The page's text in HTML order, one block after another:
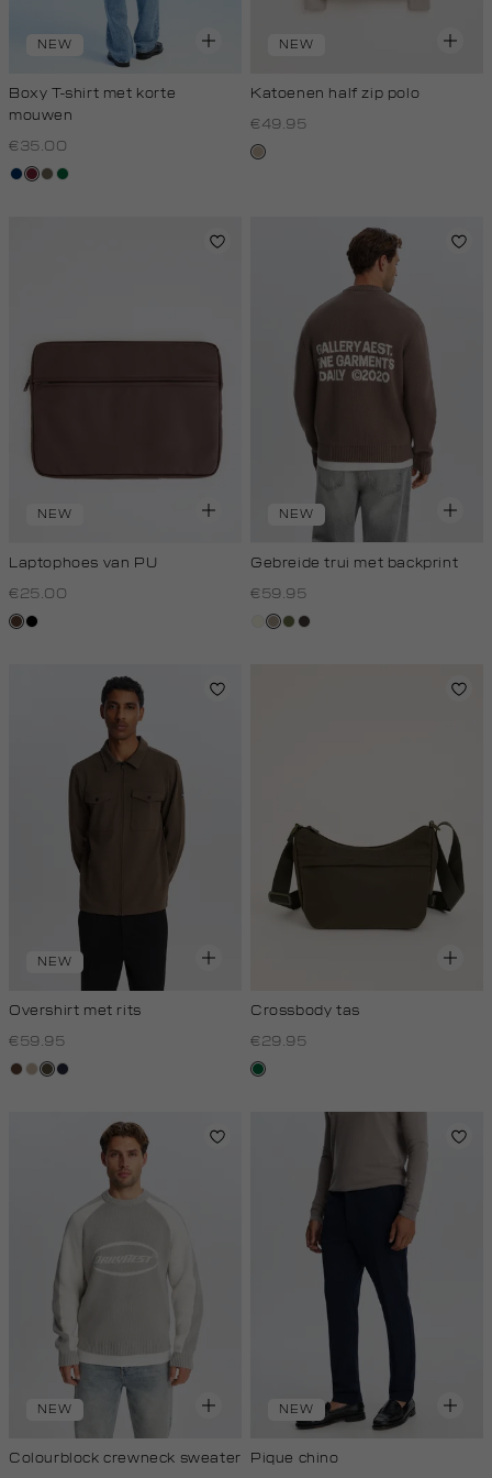
NEW
Boxy T-shirt met korte
mouwen
€35.00
donkerblauw
bordeaux
lichtbruin
donkergroen
NEW
Katoenen half zip polo
€49.95
kit,
NEW
Laptophoes van PU
€25.00
donkerbruin
zwart
NEW
Gebreide trui met backprint
€59.95
wit,taupe,
groen,
choco
NEW
Overshirt met rits
€59.95
donkerbruin
kit,donkerkhaki
blauw,
Crossbody tas
€29.95
donkergroen
NEW
Colourblock crewneck sweater
NEW
Pique chino